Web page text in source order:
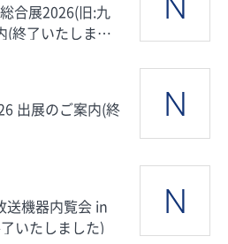
合展2026(旧:九
(終了いたしまし
出展のご案内(終
いたしました)